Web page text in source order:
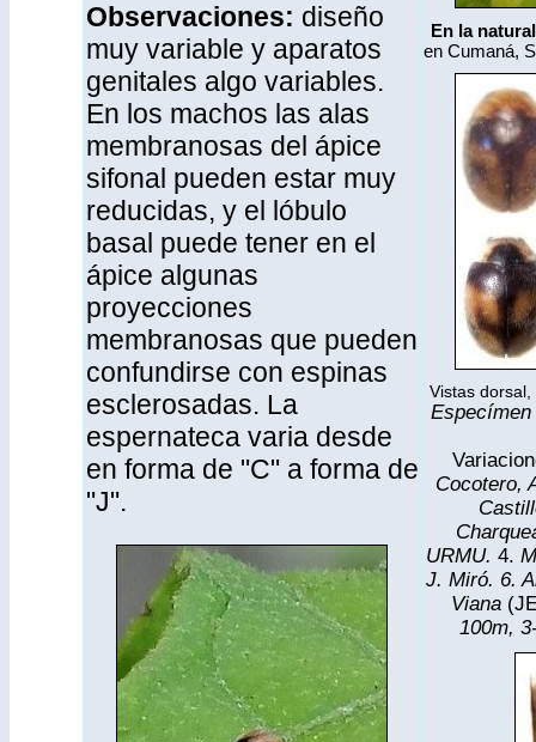
Observaciones: diseño
muy variable y aparatos
genitales algo variables.
En los machos las alas
membranosas del ápice
sifonal pueden estar muy
reducidas, y el lóbulo
basal puede tener en el
ápice algunas
proyecciones
membranosas que pueden
confundirse con espinas
esclerosadas. La
espernateca varia desde
en forma de "C" a forma de
"J".
En la
en Cumaná,
Vistas
Especímen
Cocotero,
URMU. 4.
J. Miró. 6.
Viana
100m,